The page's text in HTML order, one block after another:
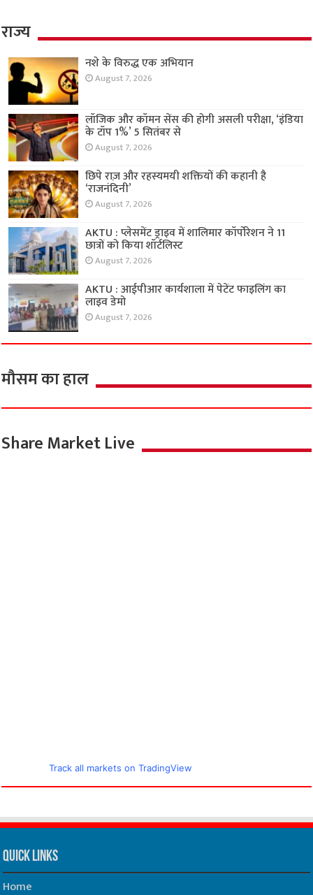
राज्य
नशे के विरुद्ध एक अभियान
August 7, 2026
लॉजिक और कॉमन सेंस की होगी असली परीक्षा, ‘इंडिया
के टॉप 1%’ 5 सितंबर से
August 7, 2026
छिपे राज़ और रहस्यमयी शक्तियों की कहानी है
‘राजनंदिनी’
August 7, 2026
AKTU : प्लेसमेंट ड्राइव में शालिमार कॉर्पोरेशन ने 11
छात्रों को किया शॉर्टलिस्ट
August 7, 2026
AKTU : आईपीआर कार्यशाला में पेटेंट फाइलिंग का
लाइव डेमो
August 7, 2026
मौसम का हाल
Share Market Live
Track all markets on TradingView
Quick Links
Home